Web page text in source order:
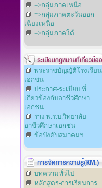
=>กลุ่มภาคเหนือ
=>กลุ่มภาคตะวันออก
เฉียงเหนือ
=>กลุ่มภาคใต้
พระราชบัญญัติโรงเรียน
เอกชน
ประกาศ-ระเบียบ ที่
เกี่ยวข้องกับอาชีวศึกษา
เอกชน
ร่าง พ.ร.บ.วิทยาลัย
อาชีวศึกษาเอกชน
ข้อบังคับสมาคมฯ
บทความทั่วไป
หลักสูตร-การเรียนการ